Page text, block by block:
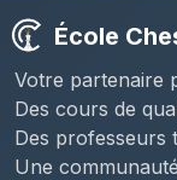
École
Votre partenaire
Des cours de
Des professeurs
Une